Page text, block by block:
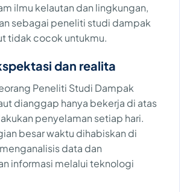
ilmu kelautan dan lingkungan,
sebagai peneliti studi dampak
tidak cocok untukmu.
dan realita
Peneliti Studi Dampak
dianggap hanya bekerja di atas
penyelaman setiap hari.
besar waktu dihabiskan di
data dan
informasi melalui teknologi